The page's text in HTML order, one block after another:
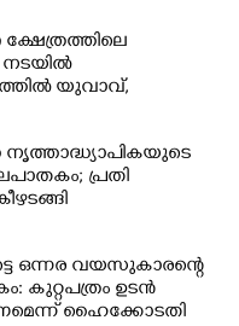
നടയിൽ
യുവാവ്,​
വൻഗൂഢാലോചന
നൃത്താദ്ധ്യാപികയുടെ
പ്രതി
ഒന്നര വയസുകാരന്റെ
കുറ്റപത്രം ഉടൻ
ഹൈക്കോടതി